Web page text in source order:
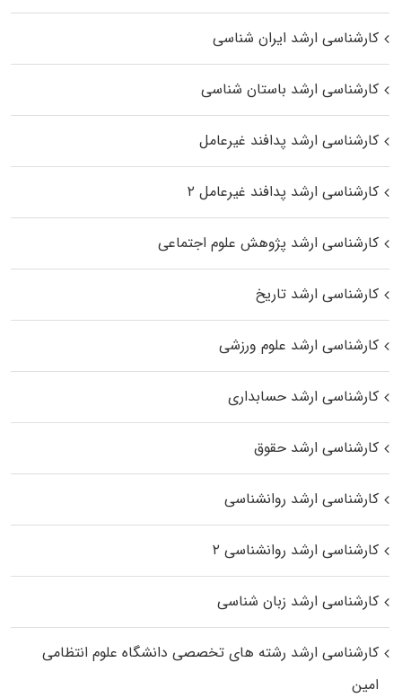
کارشناسی ارشد ایران شناسی
کارشناسی ارشد باستان شناسی
کارشناسی ارشد پدافند غیرعامل
کارشناسی ارشد پدافند غیرعامل ۲
کارشناسی ارشد پژوهش علوم اجتماعی
کارشناسی ارشد تاریخ
کارشناسی ارشد علوم ورزشی
کارشناسی ارشد حسابداری
کارشناسی ارشد حقوق
کارشناسی ارشد روانشناسی
کارشناسی ارشد روانشناسی ۲
کارشناسی ارشد زبان شناسی
کارشناسی ارشد رﺷﺘﻪ ﻫﺎی تخصصی داﻧﺸﮕﺎه ﻋﻠﻮم انتظامی
اﻣﻴﻦ